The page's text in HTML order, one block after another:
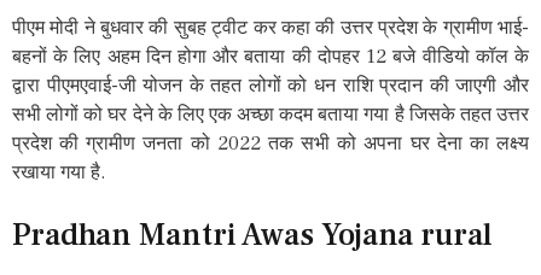
पीएम मोदी ने बुधवार की सुबह ट्वीट कर कहा की उत्तर प्रदेश के ग्रामीण भाई-
बहनों के लिए अहम दिन होगा और बताया की दोपहर 12 बजे वीडियो कॉल के
द्वारा पीएमएवाई-जी योजन के तहत लोगों को धन राशि प्रदान की जाएगी और
सभी लोगों को घर देने के लिए एक अच्छा कदम बताया गया है जिसके तहत उत्तर
प्रदेश की ग्रामीण जनता को 2022 तक सभी को अपना घर देना का लक्ष्य
रखाया गया है.
Pradhan Mantri Awas Yojana rural